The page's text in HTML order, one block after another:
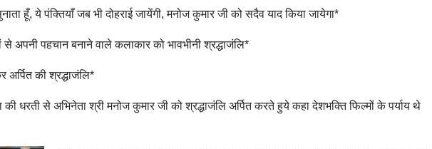
हूँ, ये पंक्तियाँ जब भी दोहराई जायेंगी, मनोज कुमार जी को सदैव याद किया जायेगा*
अपनी पहचान बनाने वाले कलाकार को भावभीनी श्रद्धाजंलि*
अर्पित की श्रद्धाजंलि*
की धरती से अभिनेता श्री मनोज कुमार जी को श्रद्धाजंलि अर्पित करते हुये कहा देशभक्ति फिल्मों के पर्याय थे